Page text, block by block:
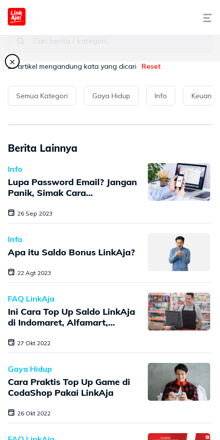
Syariah
Artikel
Seputar LinkAja
Cari berita / kategori...
25artikel mengandung kata yang dicari Reset
Semua Kategori Gaya Hidup Info
Berita Lainnya
Info
Lupa Password Email? Jangan
Panik, Simak Cara
26 Sep 2023
Info
Apa itu Saldo Bonus LinkAja?
22 Agt 2023
FAQ LinkAja
Ini Cara Top Up Saldo LinkAja
di Indomaret, Alfamart,
Kantor Pos! Gampang Banget!
27 Okt 2022
Gaya Hidup
Cara Praktis Top Up Game di
CodaShop Pakai LinkAja
26 Okt 2022
×